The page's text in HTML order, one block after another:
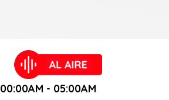
00:00AM - 05:00AM